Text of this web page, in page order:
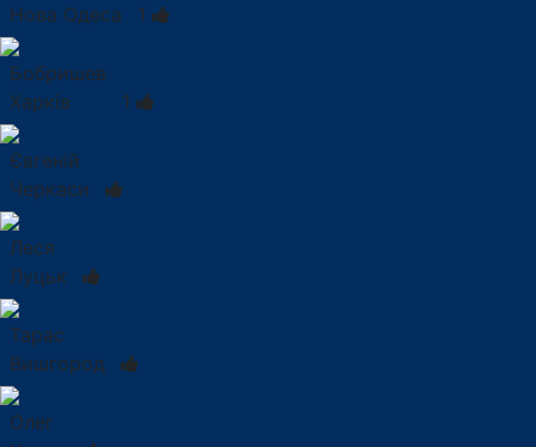
Нова Одеса
1
Бобришев
Харків
1
Євгеній
Черкаси
Леся
Луцьк
Тарас
Вишгород
Олег